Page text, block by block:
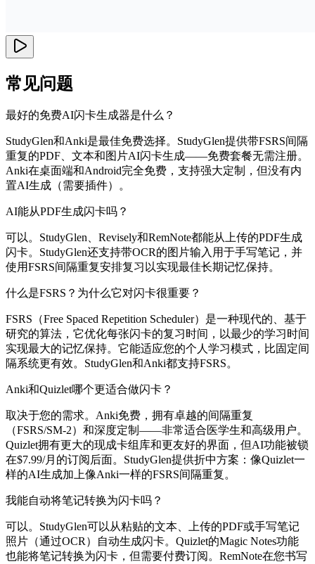
常见问题
最好的免费AI闪卡生成器是什么？
StudyGlen和Anki是最佳免费选择。StudyGlen提供带FSRS间隔
重复的PDF、文本和图片AI闪卡生成——免费套餐无需注册。
Anki在桌面端和Android完全免费，支持强大定制，但没有内
置AI生成（需要插件）。
AI能从PDF生成闪卡吗？
可以。StudyGlen、Revisely和RemNote都能从上传的PDF生成
闪卡。StudyGlen还支持带OCR的图片输入用于手写笔记，并
使用FSRS间隔重复安排复习以实现最佳长期记忆保持。
什么是FSRS？为什么它对闪卡很重要？
FSRS（Free Spaced Repetition Scheduler）是一种现代的、基于
研究的算法，它优化每张闪卡的复习时间，以最少的学习时间
实现最大的记忆保持。它能适应您的个人学习模式，比固定间
隔系统更有效。StudyGlen和Anki都支持FSRS。
Anki和Quizlet哪个更适合做闪卡？
取决于您的需求。Anki免费，拥有卓越的间隔重复
（FSRS/SM-2）和深度定制——非常适合医学生和高级用户。
Quizlet拥有更大的现成卡组库和更友好的界面，但AI功能被锁
在$7.99/月的订阅后面。StudyGlen提供折中方案：像Quizlet一
样的AI生成加上像Anki一样的FSRS间隔重复。
我能自动将笔记转换为闪卡吗？
可以。StudyGlen可以从粘贴的文本、上传的PDF或手写笔记
照片（通过OCR）自动生成闪卡。Quizlet的Magic Notes功能
也能将笔记转换为闪卡，但需要付费订阅。RemNote在您书写